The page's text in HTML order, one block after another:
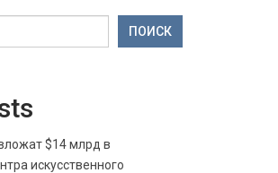
ПОИСК
$14 млрд в
искусственного